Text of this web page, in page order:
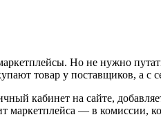
Но не нужно
товар у поставщиков, а с
кабинет на сайте,
маркетплейса — в комиссии,